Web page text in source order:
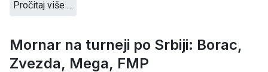
Pročitaj više …
Mornar na turneji po Srbiji: Borac,
Zvezda, Mega, FMP